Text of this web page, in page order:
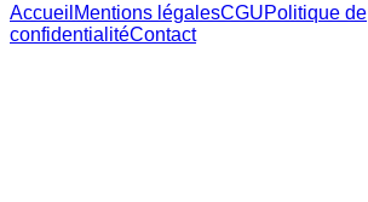
Accueil Mentions légalesCGUPolitique de
confidentialitéContact